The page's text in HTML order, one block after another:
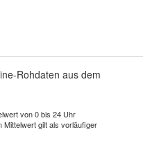
Rohdaten aus dem
von 0 bis 24 Uhr
Mittelwert gilt als vorläufiger